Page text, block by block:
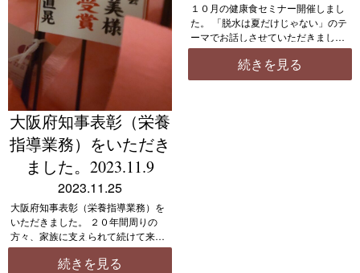
大阪府知事表彰（栄養
指導業務）をいただき
ました。2023.11.9
2023.11.25
大阪府知事表彰（栄養指導業務）を
いただきました。 ２０年間周りの
方々、家族に支えられて続けて来ら
れたこと本当に感謝いたします。あ
りがとうございました。 これからは
続きを見る
１０月の健康食セミナー開催しまし
た。 「脱水は夏だけじゃない」のテ
ーマでお話しさせていただきまし
た。 睡眠の質を上げる飲み物の試飲
もあり、今日帰られたら、晩御飯前
に気持ちよくすやすやにならなけれ
続きを見る